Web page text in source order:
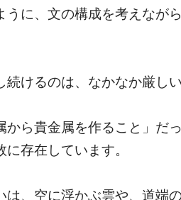
に、文の構成を考えなが
けるのは、なかなか厳しい
ら貴金属を作ること」だ
存在しています。
、空に浮かぶ雲や、道端